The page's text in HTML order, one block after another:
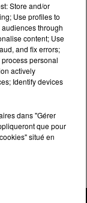
Store and/or
Use profiles to
through
content; Use
and fix errors;
personal
actively
Identify devices
dans "Gérer
que pour
situé en